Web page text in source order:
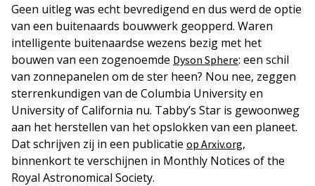
Geen uitleg was echt bevredigend en dus werd de optie
van een buitenaards bouwwerk geopperd. Waren
intelligente buitenaardse wezens bezig met het
bouwen van een zogenoemde Dyson Sphere: een schil
van zonnepanelen om de ster heen? Nou nee, zeggen
sterrenkundigen van de Columbia University en
University of California nu. Tabby’s Star is gewoonweg
aan het herstellen van het opslokken van een planeet.
Dat schrijven zij in een publicatie op Arxiv.org,
binnenkort te verschijnen in Monthly Notices of the
Royal Astronomical Society.